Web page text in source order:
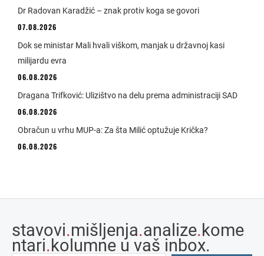
Dr Radovan Karadžić – znak protiv koga se govori
07.08.2026
Dok se ministar Mali hvali viškom, manjak u državnoj kasi
milijardu evra
06.08.2026
Dragana Trifković: Ulizištvo na delu prema administraciji SAD
06.08.2026
Obračun u vrhu MUP-a: Za šta Milić optužuje Krička?
06.08.2026
stavovi.mišljenja.analize.kome
ntari.kolumne u vaš inbox.